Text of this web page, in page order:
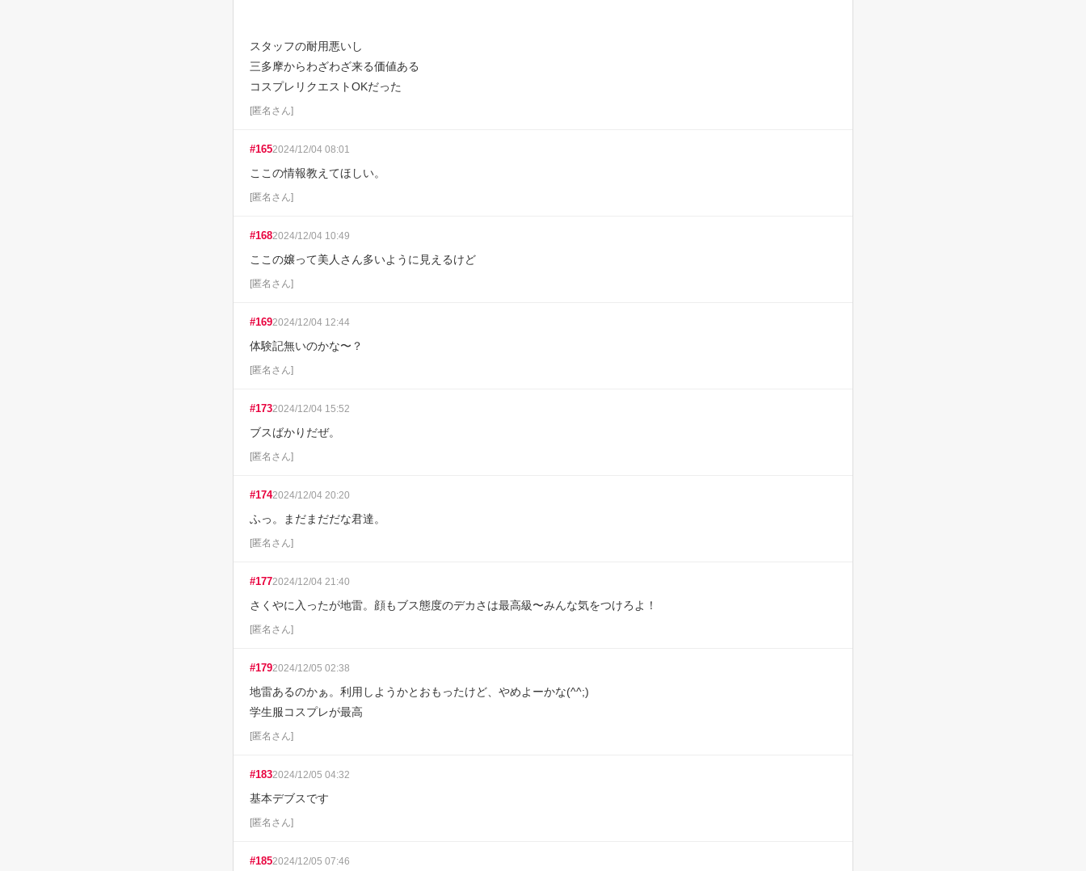
スタッフの耐用悪いし
三多摩からわざわざ来る価値ある
コスプレリクエストOKだった
[匿名さん]
#1652024/12/04 08:01
ここの情報教えてほしい。
[匿名さん]
#1682024/12/04 10:49
ここの嬢って美人さん多いように見えるけど
[匿名さん]
#1692024/12/04 12:44
体験記無いのかな〜？
[匿名さん]
#1732024/12/04 15:52
ブスばかりだぜ。
[匿名さん]
#1742024/12/04 20:20
ふっ。まだまだだな君達。
[匿名さん]
#1772024/12/04 21:40
さくやに入ったが地雷。顔もブス態度のデカさは最高級〜みんな気をつけろよ！
[匿名さん]
#1792024/12/05 02:38
地雷あるのかぁ。利用しようかとおもったけど、やめよーかな(^^;)
学生服コスプレが最高
[匿名さん]
#1832024/12/05 04:32
基本デブスです
[匿名さん]
#1852024/12/05 07:46